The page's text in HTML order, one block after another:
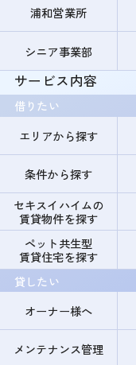
浦和営業所
シニア事業部
サービス内容
借りたい
エリアから探す
条件から探す
セキスイハイムの
賃貸物件を探す
ペット共生型
賃貸住宅を探す
貸したい
オーナー様へ
メンテナンス管理